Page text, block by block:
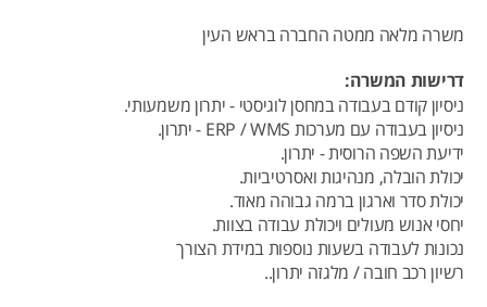
משרה מלאה ממטה החברה בראש העין
דרישות המשרה:
ניסיון קודם בעבודה במחסן לוגיסטי - יתרון משמעותי.
ניסיון בעבודה עם מערכות ERP / WMS - יתרון.
ידיעת השפה הרוסית - יתרון.
יכולת הובלה, מנהיגות ואסרטיביות.
יכולת סדר וארגון ברמה גבוהה מאוד.
יחסי אנוש מעולים ויכולת עבודה בצוות.
נכונות לעבודה בשעות נוספות במידת הצורך
רשיון רכב חובה / מלגזה יתרון..